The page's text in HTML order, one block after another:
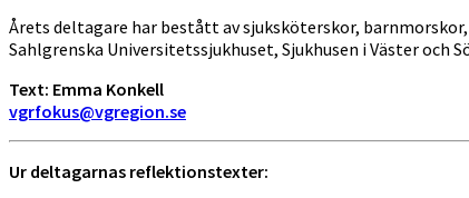
Årets deltagare har bestått av sjuksköterskor,
Sahlgrenska Universitetssjukhuset, Sjukhusen i Väster och
Text: Emma Konkell
vgrfokus@vgregion.se
Ur deltagarnas reflektionstexter: